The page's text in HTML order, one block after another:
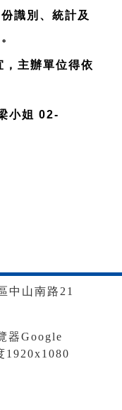
識別、統計及
，主辦單位得依
小姐 02-
中山南路21
器Google
1920x1080